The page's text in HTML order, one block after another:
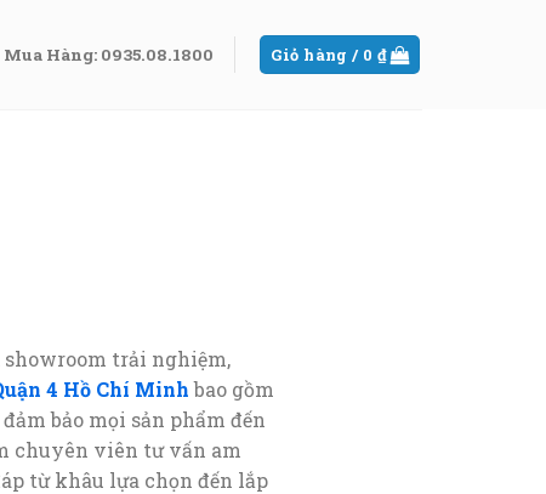
Mua Hàng: 0935.08.1800 Giỏ hàng / 0 ₫
trải nghiệm,
4 Hồ Chí Minhbao gồm
bảo mọi sản phẩm đến
chuyên viên tư vấn am
từ khâu lựa chọn đến lắp